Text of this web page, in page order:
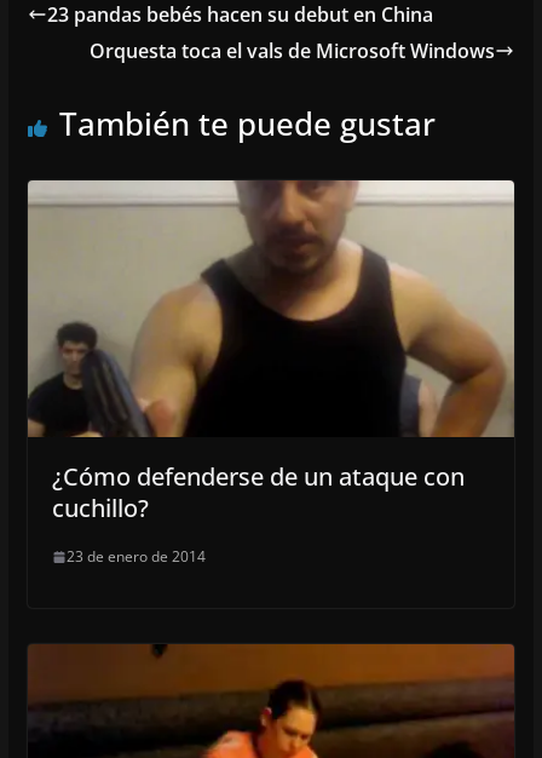
23 pandas bebés hacen su debut en China
Orquesta toca el vals de Microsoft Windows
También te puede gustar
¿Cómo defenderse de un ataque con
cuchillo?
23 de enero de 2014